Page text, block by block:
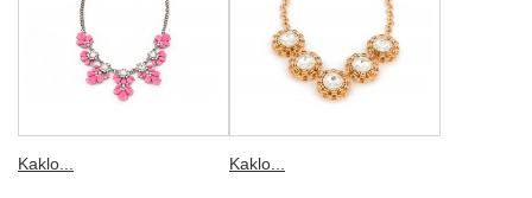
Kaklo... Kaklo...